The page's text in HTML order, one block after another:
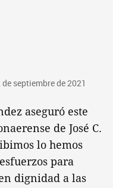
septiembre de 2021
aseguró este
de José C.
lo hemos
para
dignidad a las